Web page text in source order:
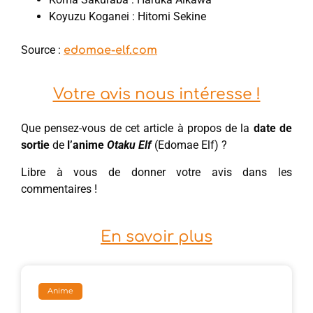
Koyuzu Koganei : Hitomi Sekine
Source : edomae-elf.com
Votre avis nous intéresse !
Que pensez-vous de cet article à propos de la date de
sortie de l’anime Otaku Elf(Edomae Elf) ?
Libre à vous de donner votre avis dans les
commentaires !
En savoir plus
Anime